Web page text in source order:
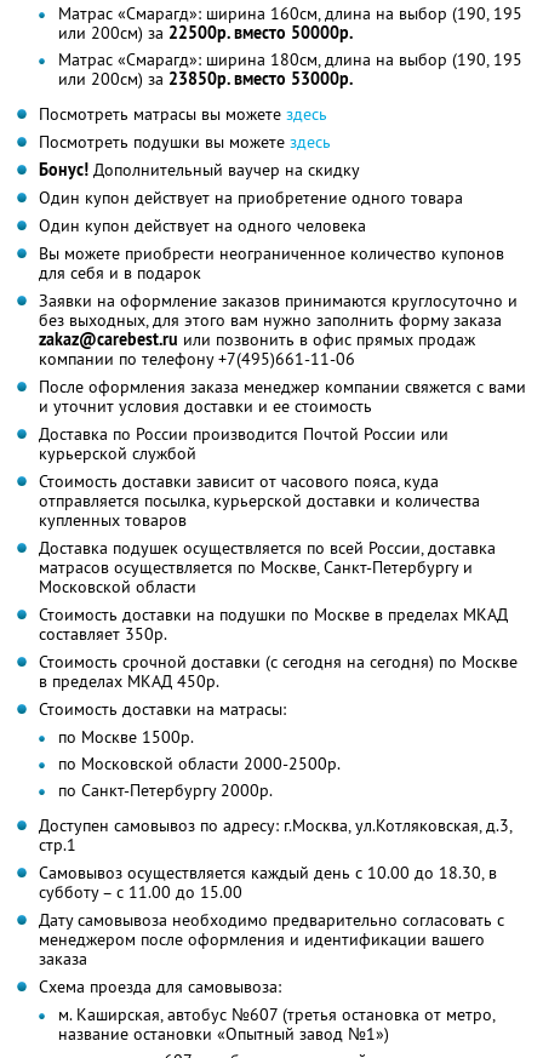
Матрас «Смарагд»: ширина 160см, длина на выбор (190, 195
или 200см) за 22500р. вместо 50000р.
Матрас «Смарагд»: ширина 180см, длина на выбор (190, 195
или 200см) за 23850р. вместо 53000р.
Посмотреть матрасы вы можете здесь
Посмотреть подушки вы можете здесь
Бонус! Дополнительный ваучер на скидку
Один купон действует на приобретение одного товара
Один купон действует на одного человека
Вы можете приобрести неограниченное количество купонов
для себя и в подарок
Заявки на оформление заказов принимаются круглосуточно и
без выходных, для этого вам нужно заполнить форму заказа
zakaz@carebest.ru или позвонить в офис прямых продаж
компании по телефону +7(495)661-11-06
После оформления заказа менеджер компании свяжется с вами
и уточнит условия доставки и ее стоимость
Доставка по России производится Почтой России или
курьерской службой
Стоимость доставки зависит от часового пояса, куда
отправляется посылка, курьерской доставки и количества
купленных товаров
Доставка подушек осуществляется по всей России, доставка
матрасов осуществляется по Москве, Санкт-Петербургу и
Московской области
Стоимость доставки на подушки по Москве в пределах МКАД
составляет 350р.
Стоимость срочной доставки (с сегодня на сегодня) по Москве
в пределах МКАД 450р.
Стоимость доставки на матрасы:
по Москве 1500р.
по Московской области 2000-2500р.
по Санкт-Петербургу 2000р.
Доступен самовывоз по адресу: г.Москва, ул.Котляковская, д.3,
стр.1
Самовывоз осуществляется каждый день с 10.00 до 18.30, в
субботу – с 11.00 до 15.00
Дату самовывоза необходимо предварительно согласовать с
менеджером после оформления и идентификации вашего
заказа
Схема проезда для самовывоза:
м. Каширская, автобус №607 (третья остановка от метро,
название остановки «Опытный завод №1»)